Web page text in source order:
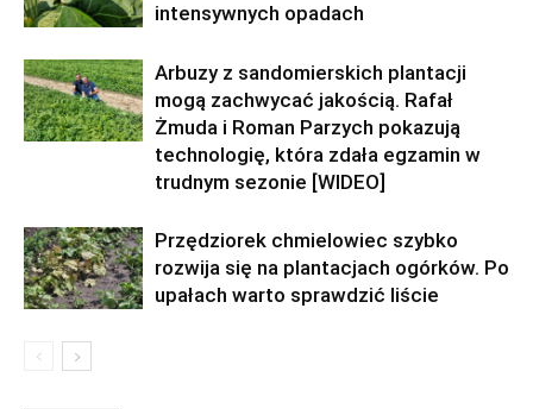
intensywnych opadach
Arbuzy z sandomierskich plantacji
mogą zachwycać jakością. Rafał
Żmuda i Roman Parzych pokazują
technologię, która zdała egzamin w
trudnym sezonie [WIDEO]
Przędziorek chmielowiec szybko
rozwija się na plantacjach ogórków. Po
upałach warto sprawdzić liście